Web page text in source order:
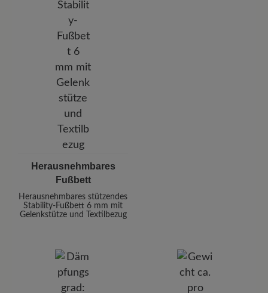
Herausnehmbares
Fußbett
Herausnehmbares stützendes
Stability-Fußbett 6 mm mit
Gelenkstütze und Textilbezug